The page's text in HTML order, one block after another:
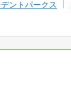
ントパークス